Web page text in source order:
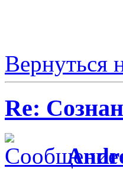
Вернуться
Re: